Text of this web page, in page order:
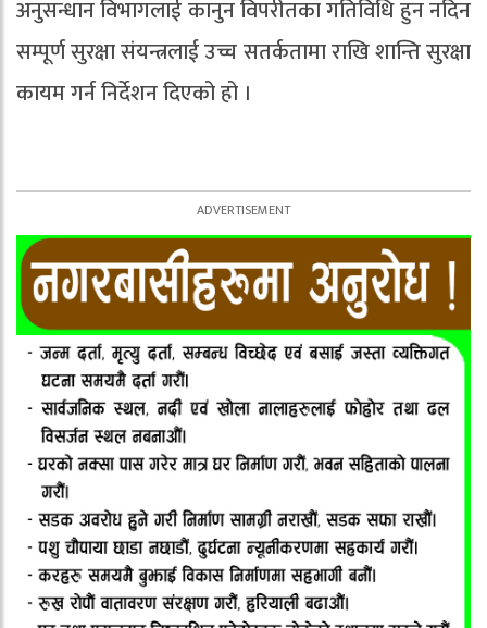
अनुसन्धान विभागलाई कानुन विपरीतका गतिविधि हुन नदिन
सम्पूर्ण सुरक्षा संयन्त्रलाई उच्च सतर्कतामा राखि शान्ति सुरक्षा
कायम गर्न निर्देशन दिएको हो ।